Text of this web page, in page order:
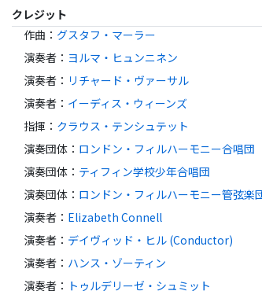
クレジット
作曲 ： グスタフ・マーラー
演奏者 ： ヨルマ・ヒュンニネン
演奏者 ： リチャード・ヴァーサル
演奏者 ： イーディス・ウィーンズ
指揮 ： クラウス・テンシュテット
演奏団体 ： ロンドン・フィルハーモニー合唱団
演奏団体 ： ティフィン学校少年合唱団
演奏団体 ： ロンドン・フィルハーモニー管弦楽
演奏者 ： Elizabeth Connell
演奏者 ： デイヴィッド・ヒル (Conductor)
演奏者 ： ハンス・ゾーティン
演奏者 ： トゥルデリーゼ・シュミット